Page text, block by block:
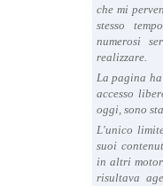
che mi
stesso
numerosi
realizzare.
La pagina ha
accesso
oggi, sono
L'unico
suoi
in altri
risultava